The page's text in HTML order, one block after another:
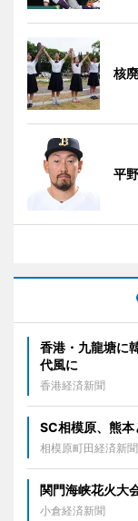
核
平
香港・九龍塘に
代風に
香港経済新聞
SC相模原、熊
相模原町田経済新聞
関門海峡花火大
小倉経済新聞